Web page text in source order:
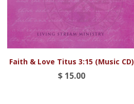
Vista rápida
Faith & Love Titus 3:15 (Music CD)
$ 15.00